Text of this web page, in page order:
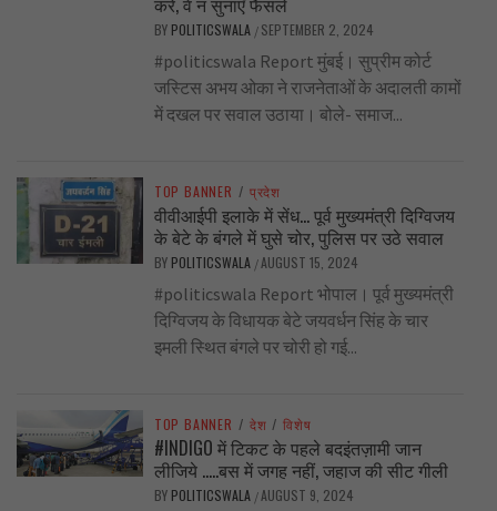
BY POLITICSWALA / SEPTEMBER 2, 2024
#politicswala Report मुंबई। सुप्रीम कोर्ट
जस्टिस अभय ओका ने राजनेताओं के अदालती कामों
में दखल पर सवाल उठाया। बोले- समाज...
TOP BANNER / प्रदेश
वीवीआईपी इलाके में सेंध… पूर्व मुख्यमंत्री दिग्विजय
के बेटे के बंगले में घुसे चोर, पुलिस पर उठे सवाल
BY POLITICSWALA /AUGUST 15, 2024
#politicswala Report भोपाल। पूर्व मुख्यमंत्री
दिग्विजय के विधायक बेटे जयवर्धन सिंह के चार
इमली स्थित बंगले पर चोरी हो गई...
TOP BANNER / देश / विशेष
#INDIGO में टिकट के पहले बदइंतज़ामी जान
लीजिये …..बस में जगह नहीं, जहाज की सीट गीली
BY POLITICSWALA /AUGUST 9, 2024